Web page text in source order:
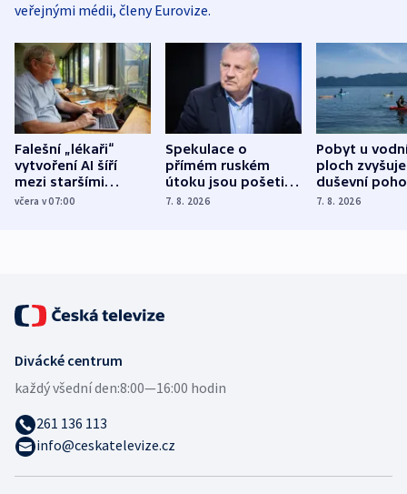
veřejnými médii, členy Eurovize.
Falešní „lékaři“
vytvoření AI šíří
mezi staršími
Poláky nebezpečné
včera v 07:00
Spekulace o
přímém ruském
útoku jsou pošetilé,
míní estonský
7. 8. 2026
Pobyt u
ploch zvyšuje
duševní
ukázala
7. 8. 2026
Divácké centrum
každý všední den:8:00—16:00 hodin
261 136 113
info@ceskatelevize.cz